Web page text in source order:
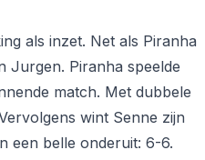
als inzet. Net als Piranha
Jurgen. Piranha speelde
match. Met dubbele
wint Senne zijn
een belle onderuit: 6-6.